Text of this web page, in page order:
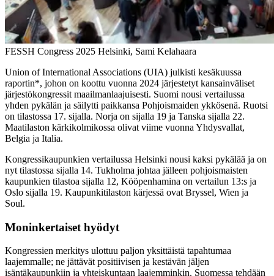
FESSH Congress 2025 Helsinki, Sami Kelahaara
Union of International Associations (UIA) julkisti kesäkuussa
raportin*, johon on koottu vuonna 2024 järjestetyt kansainväliset
järjestökongressit maailmanlaajuisesti. Suomi nousi vertailussa
yhden pykälän ja säilytti paikkansa Pohjoismaiden ykkösenä. Ruotsi
on tilastossa 17. sijalla. Norja on sijalla 19 ja Tanska sijalla 22.
Maatilaston kärkikolmikossa olivat viime vuonna Yhdysvallat,
Belgia ja Italia.
Kongressikaupunkien vertailussa Helsinki nousi kaksi pykälää ja on
nyt tilastossa sijalla 14. Tukholma johtaa jälleen pohjoismaisten
kaupunkien tilastoa sijalla 12, Kööpenhamina on vertailun 13:s ja
Oslo sijalla 19. Kaupunkitilaston kärjessä ovat Bryssel, Wien ja
Soul.
Moninkertaiset hyödyt
Kongressien merkitys ulottuu paljon yksittäistä tapahtumaa
laajemmalle; ne jättävät positiivisen ja kestävän jäljen
isäntäkaupunkiin ja yhteiskuntaan laajemminkin. Suomessa tehdään